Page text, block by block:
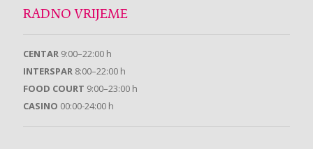
RADNO VRIJEME
CENTAR 9:00–22:00 h
INTERSPAR 8:00–22:00 h
FOOD COURT 9:00–23:00 h
CASINO 00:00-24:00 h